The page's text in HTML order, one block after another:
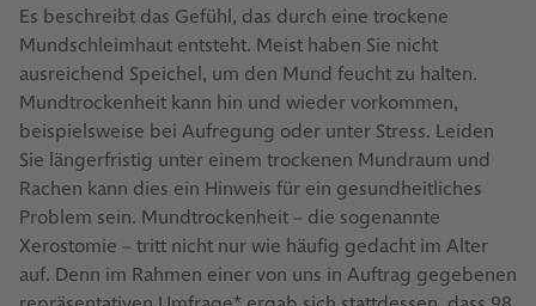
Es beschreibt das Gefühl, das durch eine trockene
Mundschleimhaut entsteht. Meist haben Sie nicht
ausreichend Speichel, um den Mund feucht zu halten.
Mundtrockenheit kann hin und wieder vorkommen,
beispielsweise bei Aufregung oder unter Stress. Leiden
Sie längerfristig unter einem trockenen Mundraum und
Rachen kann dies ein Hinweis für ein gesundheitliches
Problem sein. Mundtrockenheit – die sogenannte
Xerostomie – tritt nicht nur wie häufig gedacht im Alter
auf. Denn im Rahmen einer von uns in Auftrag gegebenen